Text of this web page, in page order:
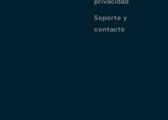
Soporte y
contacto